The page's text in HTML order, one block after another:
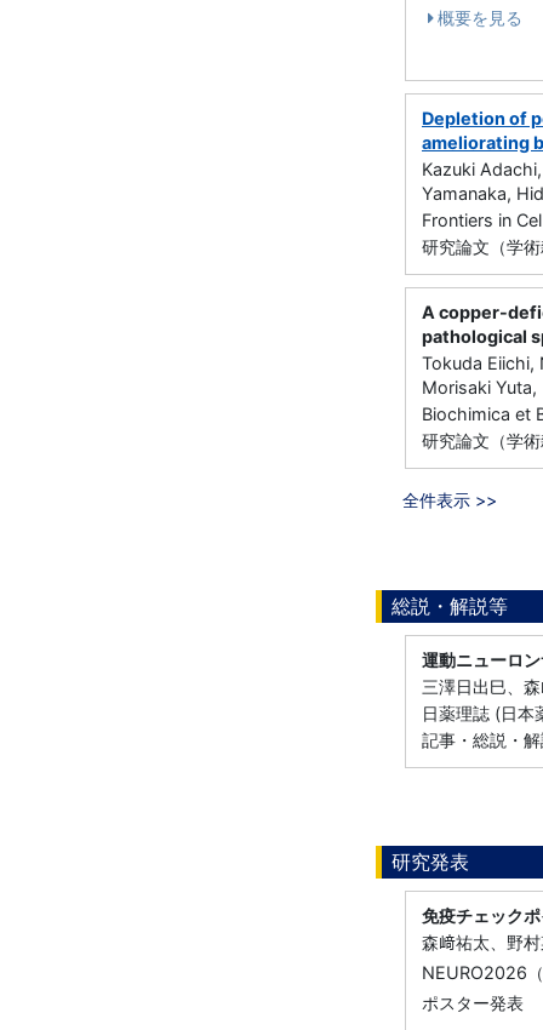
概要を見る
Depletion of
ameliorating
Kazuki
Yamanaka,
Frontiers in
研究論文（学
A copper-
pathological
Tokuda Eiichi,
Morisaki
Biochimica et
研究論文（学
全件表示 >>
総説・解説等
運動ニューロ
三澤日出巳、
日薬理誌 (日
記事・総説・
研究発表
免疫チェック
森﨑祐太、野
NEURO2026
ポスター発表